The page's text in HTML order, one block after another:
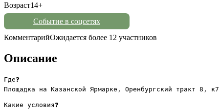
Возраст14+
Событие в соцсетях
КомментарийОжидается более 12 участников
Описание
Где❓
Площадка на Казанской Ярмарке, Оренбургский тракт 8, к7
Какие условия❓